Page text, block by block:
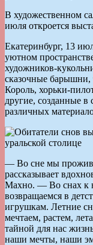
В художественном
июля откроется
Екатеринбург, 13
уютном
художников-
сказочные
Король, хорьки-
другие, созданные
различных
— Во сне мы
рассказывает
Махно. — Во снах к
возвращаемся в
игрушкам. Летние
мечтаем, растем,
тайной для нас
наши мечты, наши